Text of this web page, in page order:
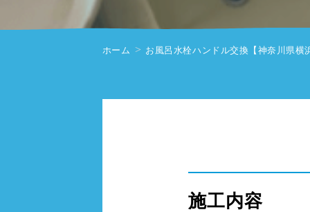
ホーム お風呂水栓ハンドル交換【神奈川県横
施工内容